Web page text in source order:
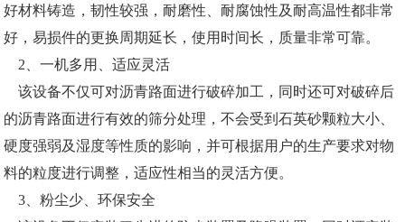
好材料铸造，韧性较强，耐磨性、耐腐蚀性及耐高温性都非常
好，易损件的更换周期延长，使用时间长，质量非常可靠。
2、一机多用、适应灵活
该设备不仅可对沥青路面进行破碎加工，同时还可对破碎后
的沥青路面进行有效的筛分处理，不会受到石英砂颗粒大小、
硬度强弱及湿度等性质的影响，并可根据用户的生产要求对物
料的粒度进行调整，适应性相当的灵活方便。
3、粉尘少、环保安全